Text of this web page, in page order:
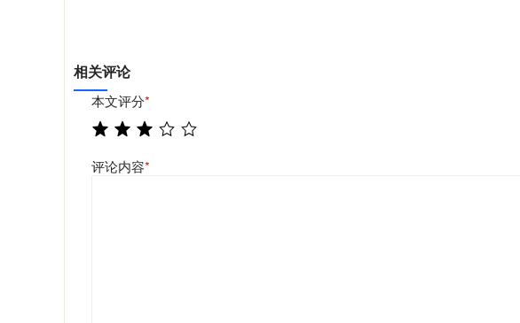
相关评论
本文评分*
评论内容*